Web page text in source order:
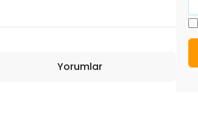
Yorumlar